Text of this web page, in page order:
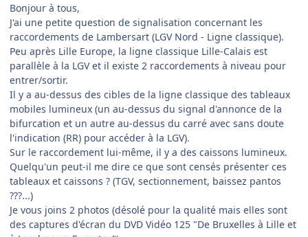
Bonjour à tous,
J'ai une petite question de signalisation concernant les
raccordements de Lambersart (LGV Nord - Ligne classique).
Peu après Lille Europe, la ligne classique Lille-Calais est
parallèle à la LGV et il existe 2 raccordements à niveau pour
entrer/sortir.
Il y a au-dessus des cibles de la ligne classique des tableaux
mobiles lumineux (un au-dessus du signal d'annonce de la
bifurcation et un autre au-dessus du carré avec sans doute
l'indication (RR) pour accéder à la LGV).
Sur le raccordement lui-même, il y a des caissons lumineux.
Quelqu'un peut-il me dire ce que sont censés présenter ces
tableaux et caissons ? (TGV, sectionnement, baissez pantos
???...)
Je vous joins 2 photos (désolé pour la qualité mais elles sont
des captures d'écran du DVD Vidéo 125 "De Bruxelles à Lille et